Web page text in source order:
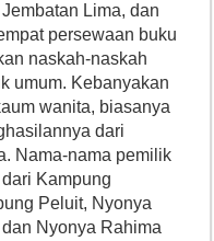
Lima, dan
persewaan buku
naskah-naskah
umum. Kebanyakan
wanita, biasanya
dari
Nama-nama pemilik
Kampung
Peluit, Nyonya
Nyonya Rahima